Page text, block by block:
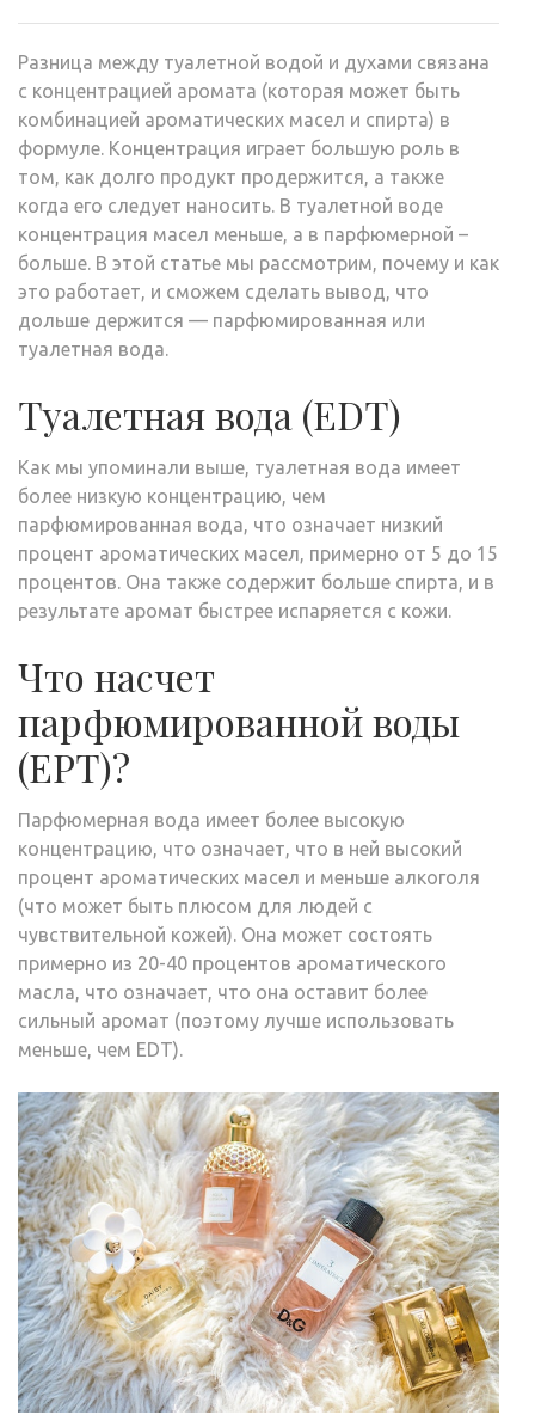
Разница между туалетной водой и духами связана
с концентрацией аромата (которая может быть
комбинацией ароматических масел и спирта) в
формуле. Концентрация играет большую роль в
том, как долго продукт продержится, а также
когда его следует наносить. В туалетной воде
концентрация масел меньше, а в парфюмерной –
больше. В этой статье мы рассмотрим, почему и как
это работает, и сможем сделать вывод, что
дольше держится — парфюмированная или
туалетная вода.
Туалетная вода (EDT)
Как мы упоминали выше, туалетная вода имеет
более низкую концентрацию, чем
парфюмированная вода, что означает низкий
процент ароматических масел, примерно от 5 до 15
процентов. Она также содержит больше спирта, и в
результате аромат быстрее испаряется с кожи.
Что насчет
парфюмированной воды
(EPT)?
Парфюмерная вода имеет более высокую
концентрацию, что означает, что в ней высокий
процент ароматических масел и меньше алкоголя
(что может быть плюсом для людей с
чувствительной кожей). Она может состоять
примерно из 20-40 процентов ароматического
масла, что означает, что она оставит более
сильный аромат (поэтому лучше использовать
меньше, чем EDT).